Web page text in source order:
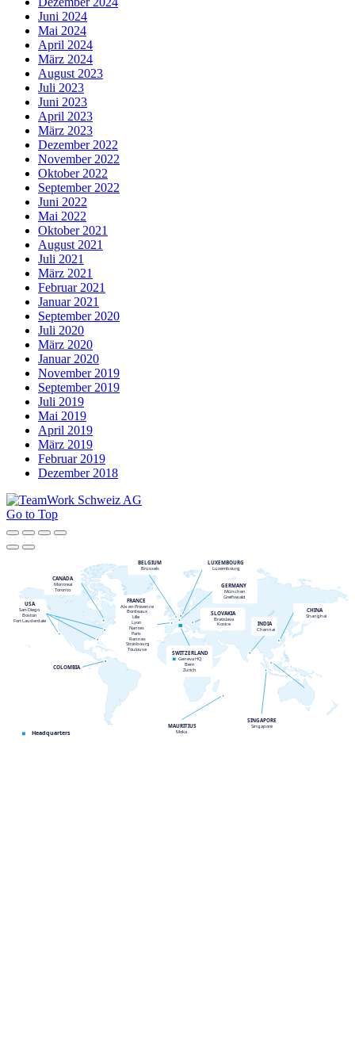
Juni 2024
Mai 2024
April 2024
März 2024
August 2023
Juli 2023
Juni 2023
April 2023
März 2023
Dezember 2022
November 2022
Oktober 2022
September 2022
Juni 2022
Mai 2022
Oktober 2021
August 2021
Juli 2021
März 2021
Februar 2021
Januar 2021
September 2020
Juli 2020
März 2020
Januar 2020
November 2019
September 2019
Juli 2019
Mai 2019
April 2019
März 2019
Februar 2019
Dezember 2018
Go to Top
Headquarters
CANADA
Montreal
Toronto
BELGIUM
Brussels
SWITZERLAND
Geneva HQ
Bern
Zurich
FRANCE
Aix-en-Provence
Bordeaux
Lille
Lyon
Nantes
Paris
Rennes
Strasbourg
Toulouse
SLOVAKIA
Bratislava
Kosice
MAURITIUS
Moka
SINGAPORE
Singapore
CHINA
Shanghai
INDIA
Chennai
LUXEMBOURG
Luxembourg
USA
San-Diego
Boston
Fort Lauderdale
COLOMBIA
GERMANY
München
Greifswald